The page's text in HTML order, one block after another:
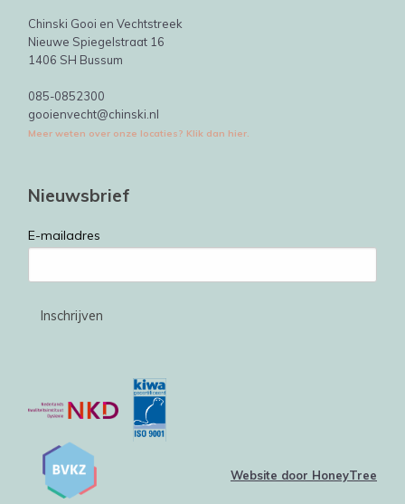
Chinski Gooi en Vechtstreek
Nieuwe Spiegelstraat 16
1406 SH Bussum
085-0852300
gooienvecht@chinski.nl
Meer weten over onze locaties? Klik dan hier.
Nieuwsbrief
E-mailadres
Website door HoneyTree